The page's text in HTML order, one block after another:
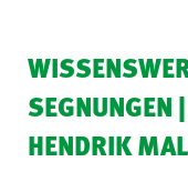
SEGNUNGEN
HENDRIK